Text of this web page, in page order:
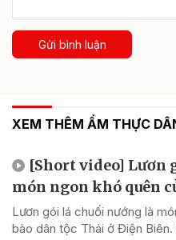
Gửi bình luận
XEM THÊM ẨM THỰC
[Short video] Lươn
món ngon khó quên
Lươn gói lá chuối nướng là
bào dân tộc Thái ở Điện